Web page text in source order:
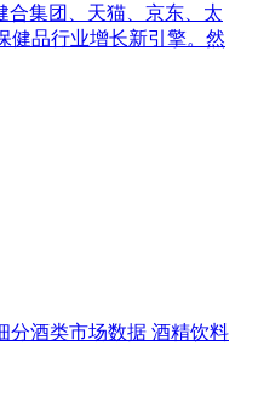
合集团、天猫、京东、太
健品行业增长新引擎。然
分酒类市场数据 酒精饮料